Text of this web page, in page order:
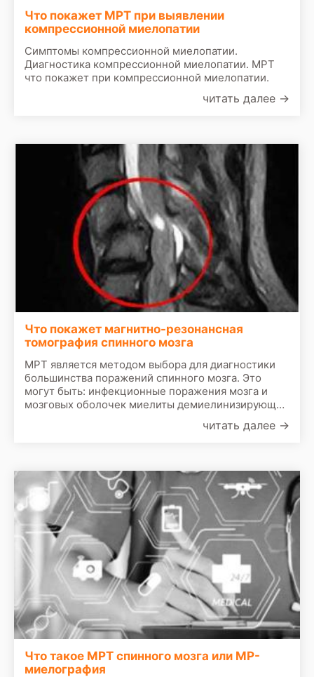
Что покажет МРТ при выявлении
компрессионной миелопатии
Симптомы компрессионной миелопатии.
Диагностика компрессионной миелопатии. МРТ
что покажет при компрессионной миелопатии.
читать далее →
Что покажет магнитно-резонансная
томография спинного мозга
МРТ является методом выбора для диагностики
большинства поражений спинного мозга. Это
могут быть: инфекционные поражения мозга и
мозговых оболочек миелиты демиелинизирующие
читать далее →
Что такое МРТ спинного мозга или МР-
миелография